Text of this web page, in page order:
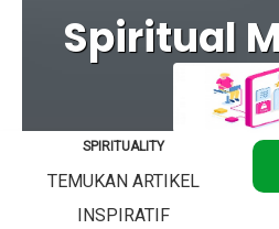
SPIRITUALITY
TEMUKAN ARTIKEL
INSPIRATIF
Spiritual
LEARN